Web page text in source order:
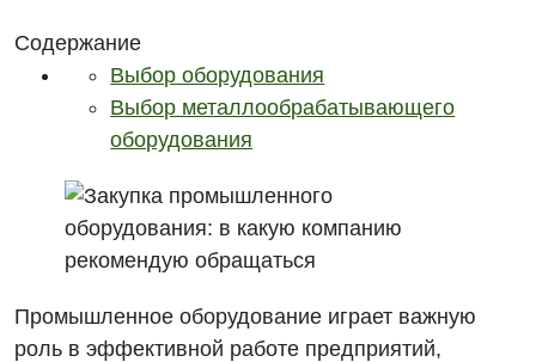
Содержание
Выбор оборудования
Выбор металлообрабатывающего
оборудования
Промышленное оборудование играет важную
роль в эффективной работе предприятий,